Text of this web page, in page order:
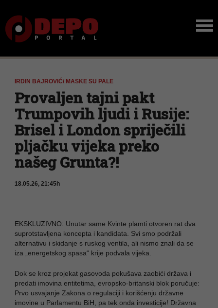
IRDIN BAJROVIĆ/ MASKE SU PALE
Provaljen tajni pakt
Trumpovih ljudi i Rusije:
Brisel i London spriječili
pljačku vijeka preko
našeg Grunta?! ​
18.05.26, 21:45h
EKSKLUZIVNO: Unutar same Kvinte plamti otvoren rat dva
suprotstavljena koncepta i kandidata. Svi smo podržali
alternativu i skidanje s ruskog ventila, ali nismo znali da se
iza „energetskog spasa“ krije podvala vijeka.
Dok se kroz projekat gasovoda pokušava zaobići država i
predati imovina entitetima, evropsko-britanski blok poručuje:
Prvo usvajanje Zakona o regulaciji i korišćenju državne
imovine u Parlamentu BiH, pa tek onda investicije! Državna